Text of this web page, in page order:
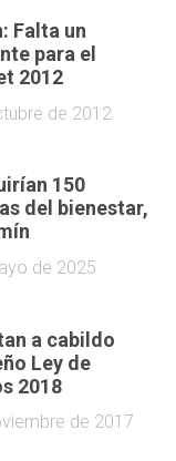
Falta un
para el
2012
de 2012
150
del bienestar,
de 2025
a cabildo
Ley de
2018
de 2017